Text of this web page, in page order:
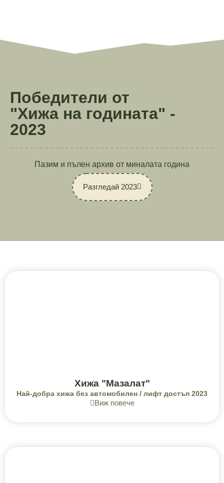
Победители от
"Хижа на годината" -
2023
Пазим и пълен архив от миналата година
Разгледай 2023
Хижа "Мазалат"
Най-добра хижа без автомобилен / лифт достъп 2023
Виж повече